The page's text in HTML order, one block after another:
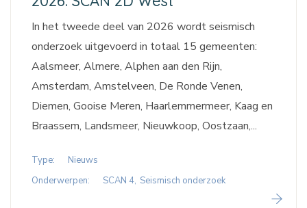
In het tweede deel van 2026 wordt seismisch
onderzoek uitgevoerd in totaal 15 gemeenten:
Aalsmeer, Almere, Alphen aan den Rijn,
Amsterdam, Amstelveen, De Ronde Venen,
Diemen, Gooise Meren, Haarlemmermeer, Kaag en
Braassem, Landsmeer, Nieuwkoop, Oostzaan,...
Type:
Nieuws
Onderwerpen:
SCAN 4 Seismisch onderzoek